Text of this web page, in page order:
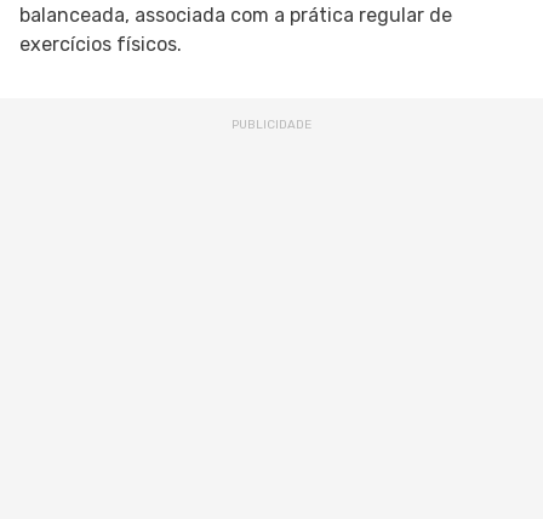
balanceada, associada com a prática regular de
exercícios físicos.